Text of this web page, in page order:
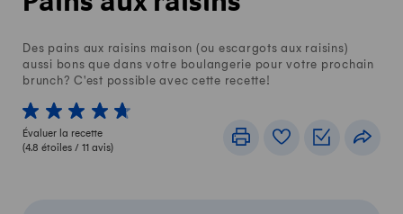
Des pains aux raisins maison (ou escargots aux raisins)
aussi bons que dans votre boulangerie pour votre prochain
brunch? C'est possible avec cette recette!
1 von 5 étoiles
2 von 5 étoiles
3 von 5 étoiles
4 von 5 étoiles
5 von 5 étoiles
Évaluer la recette
(4.8 étoiles / 11 avis)
ImprimerLivre de recettes
Listes de